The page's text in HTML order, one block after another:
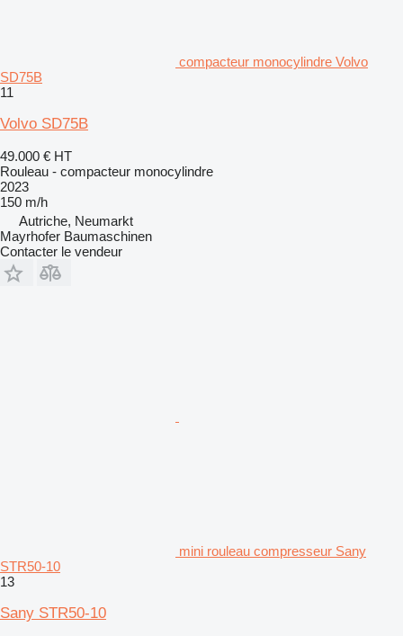
compacteur monocylindre Volvo
SD75B
11
Volvo SD75B
49.000 € HT
Rouleau - compacteur monocylindre
2023
150 m/h
Autriche, Neumarkt
Mayrhofer Baumaschinen
Contacter le vendeur
mini rouleau compresseur Sany
STR50-10
13
Sany STR50-10